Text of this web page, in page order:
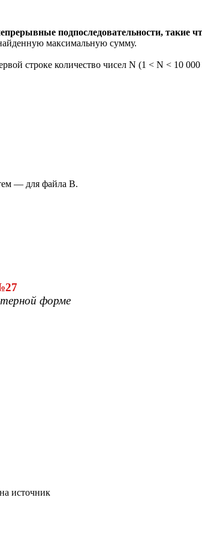
подпоследовательности, такие
максимальную сумму.
строке количество чисел N (1 < N < 10
— для файла В.
форме
источник